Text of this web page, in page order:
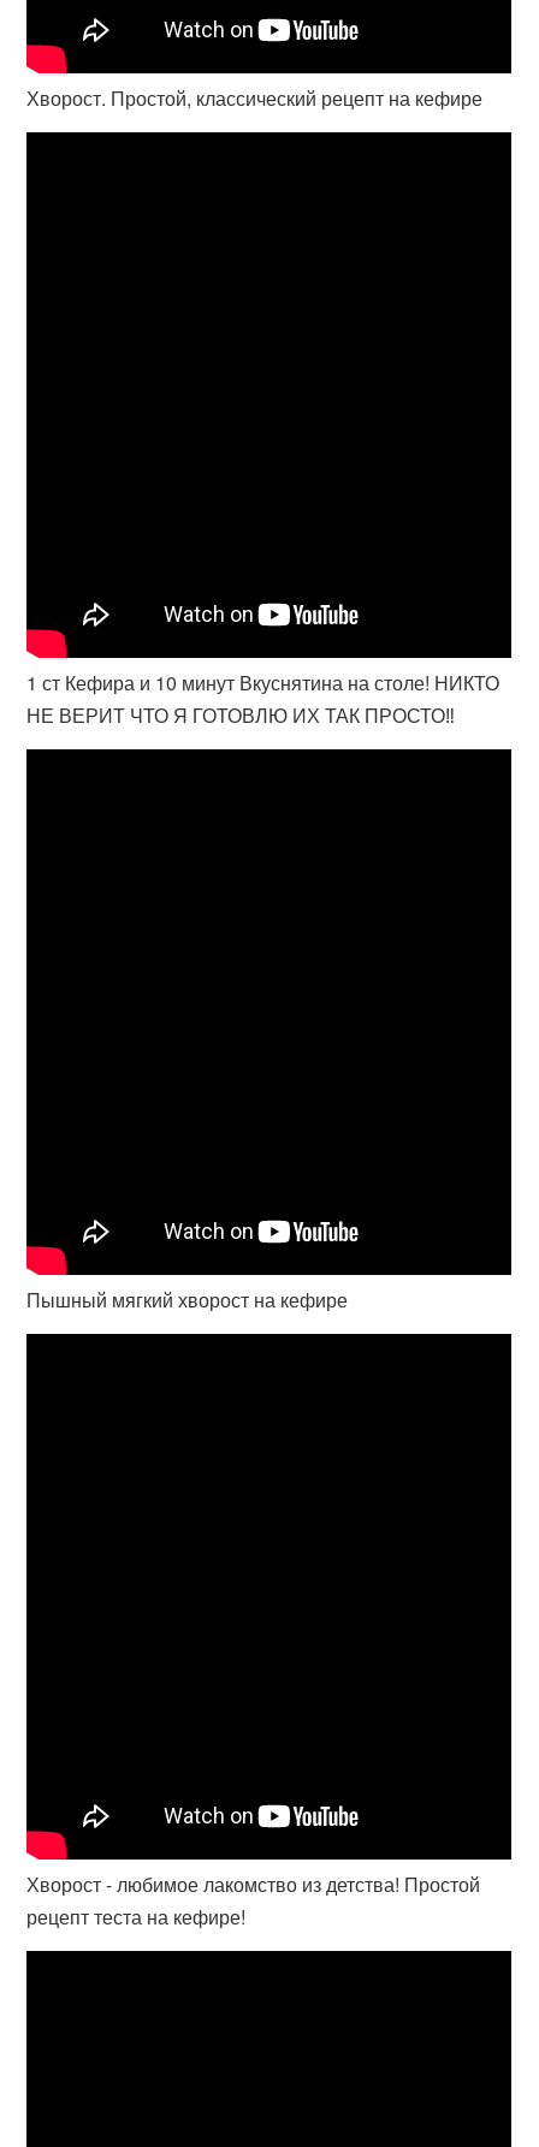
Хворост. Простой, классический рецепт на кефире
1 ст Кефира и 10 минут Вкуснятина на столе! НИКТО
НЕ ВЕРИТ ЧТО Я ГОТОВЛЮ ИХ ТАК ПРОСТО‼️
Пышный мягкий хворост на кефире
Хворост - любимое лакомство из детства! Простой
рецепт теста на кефире!